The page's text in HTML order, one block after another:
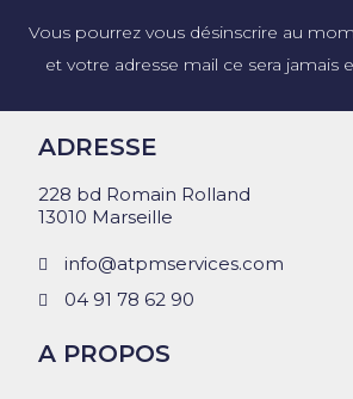
Vous pourrez vous désinscrire au
et votre adresse mail ce sera jamais
ADRESSE
228 bd Romain Rolland
13010 Marseille
info@atpmservices.com
04 91 78 62 90
A PROPOS